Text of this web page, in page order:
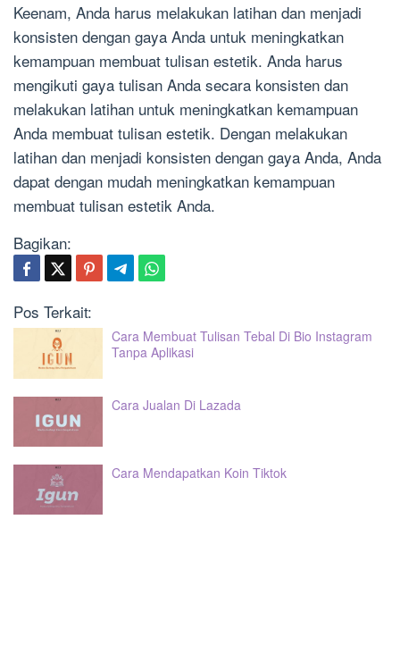
Keenam, Anda harus melakukan latihan dan menjadi
konsisten dengan gaya Anda untuk meningkatkan
kemampuan membuat tulisan estetik. Anda harus
mengikuti gaya tulisan Anda secara konsisten dan
melakukan latihan untuk meningkatkan kemampuan
Anda membuat tulisan estetik. Dengan melakukan
latihan dan menjadi konsisten dengan gaya Anda, Anda
dapat dengan mudah meningkatkan kemampuan
membuat tulisan estetik Anda.
Bagikan:
Pos Terkait:
Cara Membuat Tulisan Tebal Di Bio Instagram
Tanpa Aplikasi
Cara Jualan Di Lazada
Cara Mendapatkan Koin Tiktok